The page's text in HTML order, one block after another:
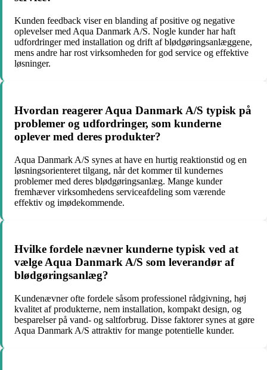
Kunden feedback viser en blanding af positive og negative
oplevelser med Aqua Danmark A/S. Nogle kunder har haft
udfordringer med installation og drift af blødgøringsanlæggene,
mens andre har rost virksomheden for god service og effektive
løsninger.
Hvordan reagerer Aqua Danmark A/S typisk på
problemer og udfordringer, som kunderne
oplever med deres produkter?
Aqua Danmark A/S synes at have en hurtig reaktionstid og en
løsningsorienteret tilgang, når det kommer til kundernes
problemer med deres blødgøringsanlæg. Mange kunder
fremhæver virksomhedens serviceafdeling som værende
effektiv og imødekommende.
Hvilke fordele nævner kunderne typisk ved at
vælge Aqua Danmark A/S som leverandør af
blødgøringsanlæg?
Kundenævner ofte fordele såsom professionel rådgivning, høj
kvalitet af produkterne, nem installation, kompakt design, og
besparelser på vand- og saltforbrug. Disse faktorer synes at gøre
Aqua Danmark A/S attraktiv for mange potentielle kunder.